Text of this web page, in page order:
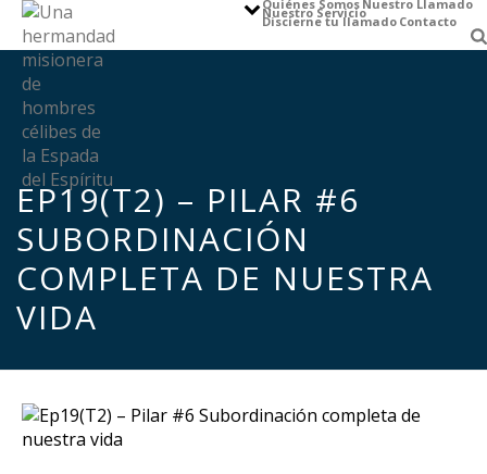
Quiénes Somos Nuestro Llamado
Nuestro Servicio
Discierne tu llamado Contacto
EP19(T2) – PILAR #6
SUBORDINACIÓN
COMPLETA DE NUESTRA
VIDA